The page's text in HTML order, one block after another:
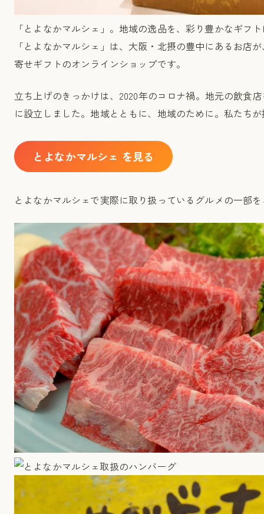
「とよなかマルシェ」。地域の逸品を、彩り豊かなギフ
「とよなかマルシェ」は、大阪・北摂の豊中にあるお店
寄せギフトのオンラインショップです。
立ち上げのきっかけは、2020年のコロナ禍。地元の飲食
に設立しました。地域とともに、地域のために。私たち
とよなかマルシェ を見る
とよなかマルシェで実際に取り扱っているグルメの一部